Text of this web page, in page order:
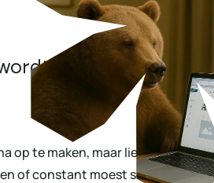
content beheren
op te maken, maar liep je vast
of constant moest schakelen